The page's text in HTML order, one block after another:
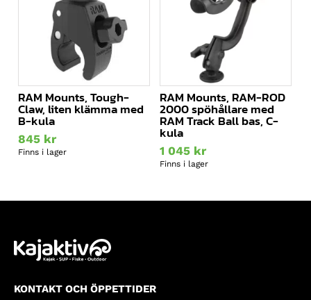
RAM Mounts, Tough-
Claw, liten klämma med
B-kula
845 kr
Finns i lager
RAM Mounts, RAM-ROD
2000 spöhållare med
RAM Track Ball bas, C-
kula
1 045 kr
Finns i lager
KONTAKT OCH ÖPPETTIDER